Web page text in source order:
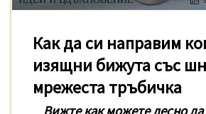
Как да си направим
изящни бижута със
мрежеста тръбичка